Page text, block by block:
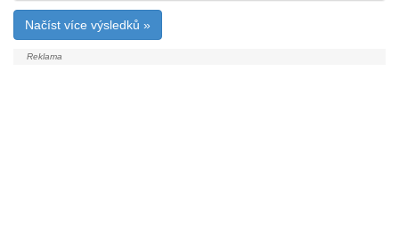
Načíst více výsledků »